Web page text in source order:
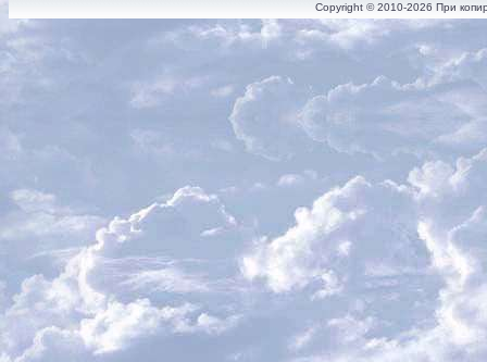
Copyright © 2010-2026 При